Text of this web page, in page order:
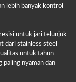
lebih banyak kontrol
untuk jari telunjuk
dari stainless steel
untuk tahun-
paling nyaman dan